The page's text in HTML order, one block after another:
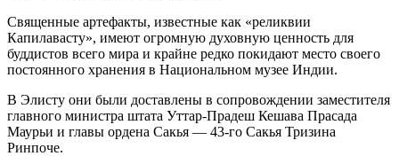
Священные артефакты, известные как «реликвии
Капилавасту», имеют огромную духовную ценность для
буддистов всего мира и крайне редко покидают место своего
постоянного хранения в Национальном музее Индии.
В Элисту они были доставлены в сопровождении заместителя
главного министра штата Уттар-Прадеш Кешава Прасада
Маурьи и главы ордена Сакья — 43-го Сакья Тризина
Ринпоче.